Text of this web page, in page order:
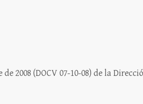
2008 (DOCV 07-10-08) de la